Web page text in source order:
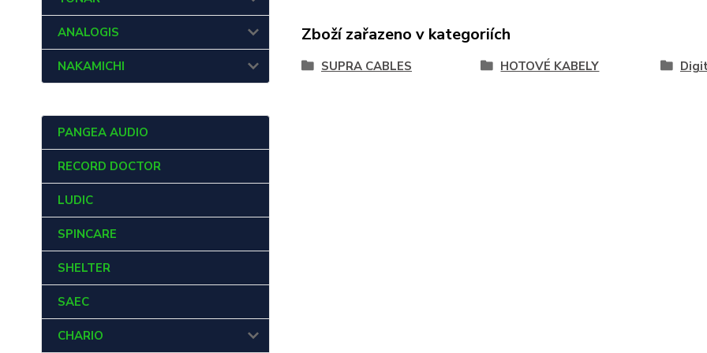
ANALOGIS
NAKAMICHI
PANGEA AUDIO
RECORD DOCTOR
LUDIC
SPINCARE
SHELTER
SAEC
CHARIO
Zboží zařazeno v kategoriích
SUPRA CABLES HOTOVÉ KABELY